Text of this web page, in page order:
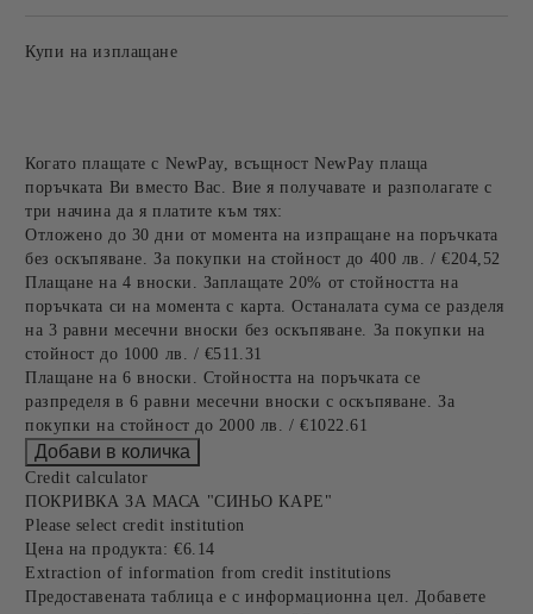
Купи на изплащане
Когато плащате с NewPay, всъщност NewPay плаща
поръчката Ви вместо Вас. Вие я получавате и разполагате с
три начина да я платите към тях:
Отложено до 30 дни от момента на изпращане на поръчката
без оскъпяване. За покупки на стойност до 400 лв. / €204,52
Плащане на 4 вноски. Заплащате 20% от стойността на
поръчката си на момента с карта. Останалата сума се разделя
на 3 равни месечни вноски без оскъпяване. За покупки на
стойност до 1000 лв. / €511.31
Плащане на 6 вноски. Стойността на поръчката се
разпределя в 6 равни месечни вноски с оскъпяване. За
покупки на стойност до 2000 лв. / €1022.61
Credit calculator
ПОКРИВКА ЗА МАСА "СИНЬО КАРЕ"
Please select credit institution
Цена на продукта: €6.14
Extraction of information from credit institutions
Предоставената таблица е с информационна цел. Добавете